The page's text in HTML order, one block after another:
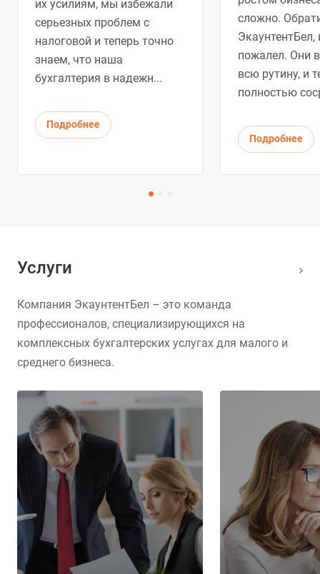
их усилиям, мы избежали
серьезных проблем с
налоговой и теперь точно
знаем, что наша
бухгалтерия в надежн...
Подробнее
сложно.
ЭкаунтентБел,
пожалел. Они
всю рутину, и
полностью
Подробнее
Услуги
Компания ЭкаунтентБел – это команда
профессионалов, специализирующихся на
комплексных бухгалтерских услугах для малого и
среднего бизнеса.